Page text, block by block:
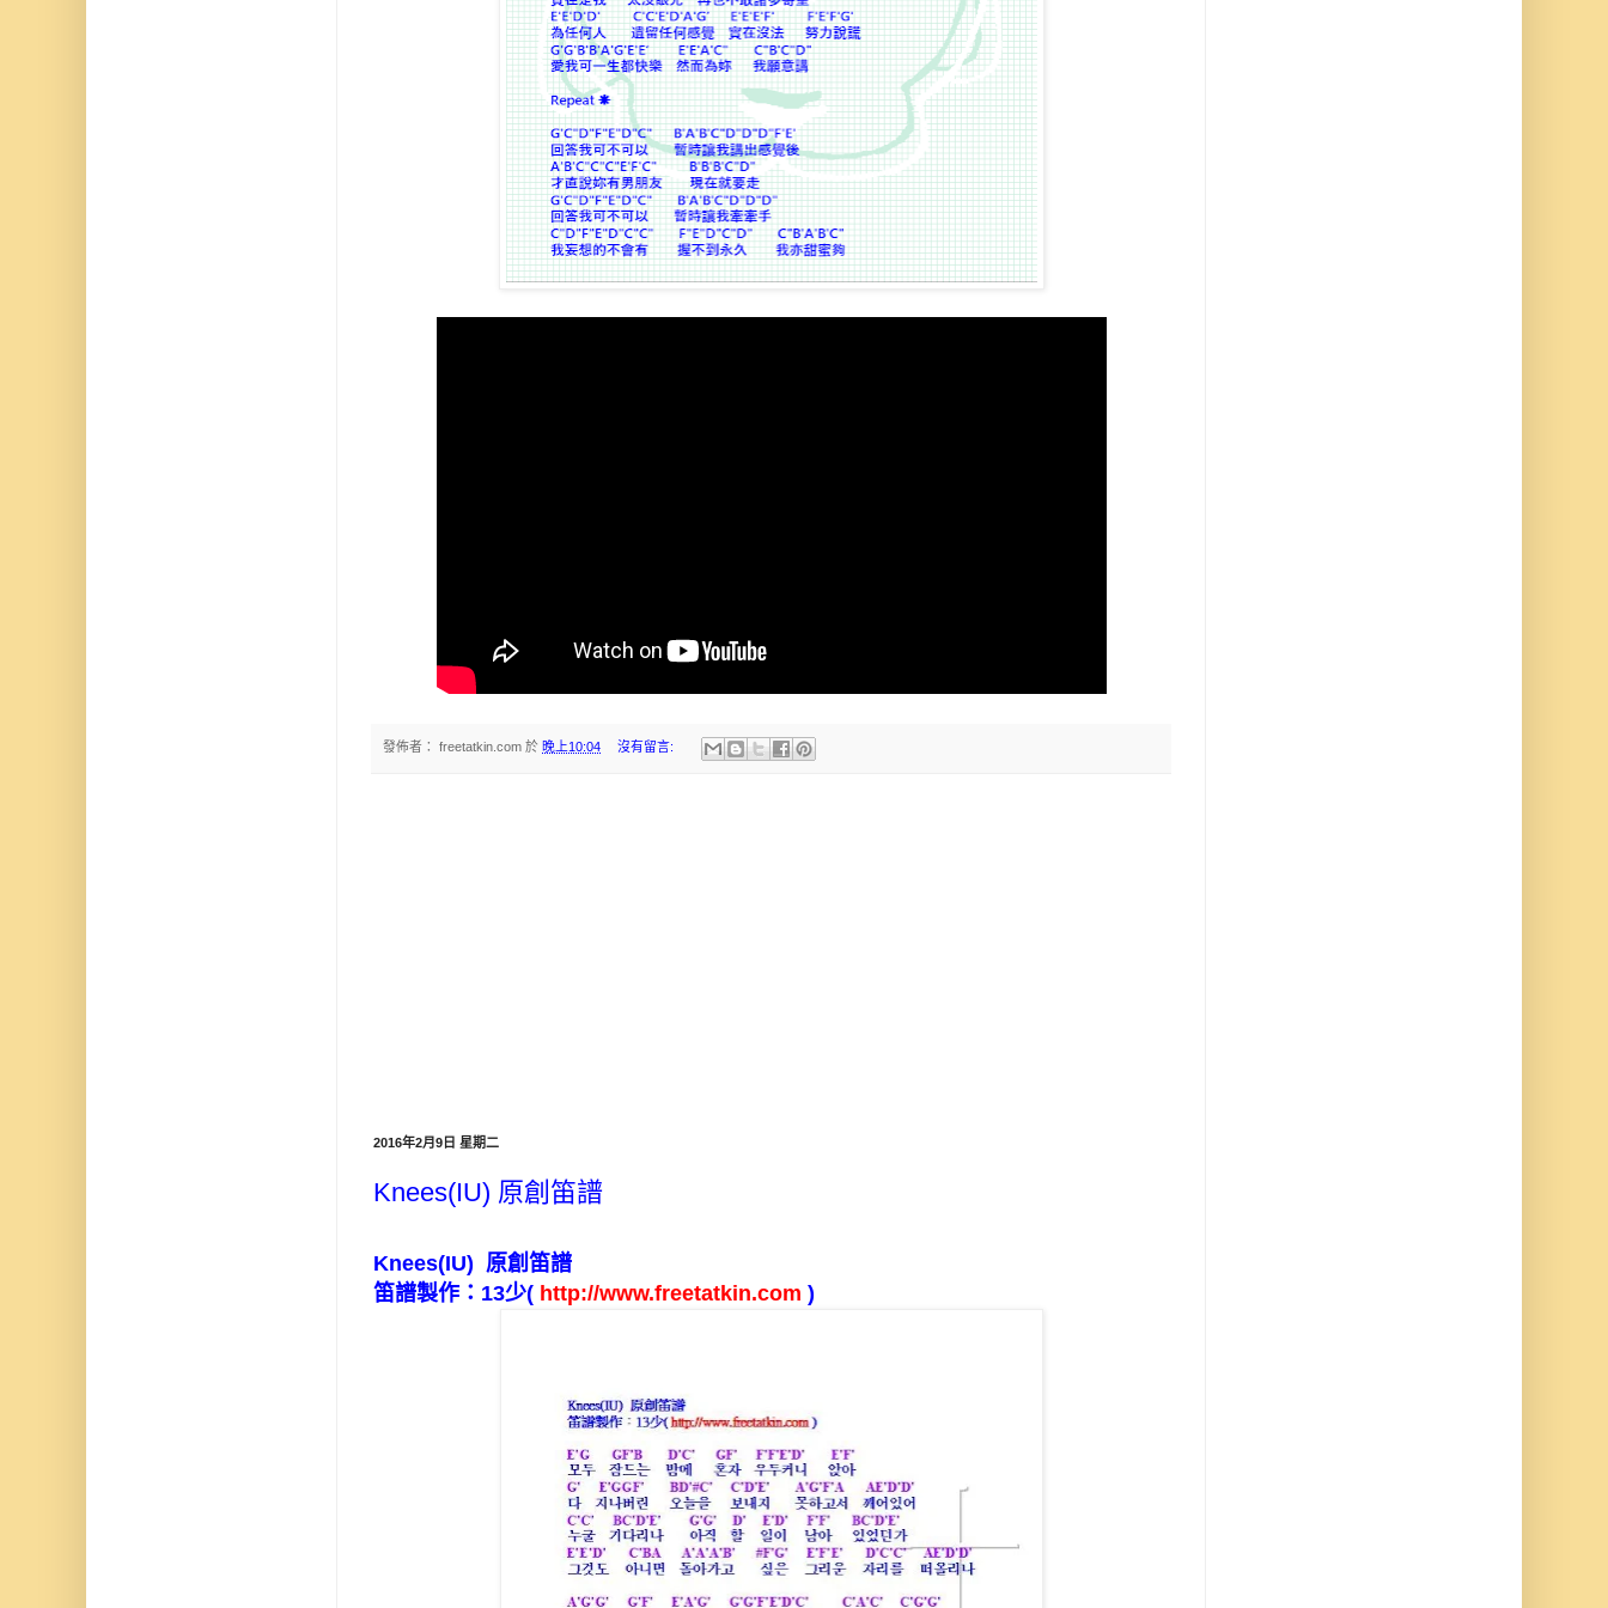
發佈者： freetatkin.com 於 晚上10:04 沒有留言:
2016年2月9日 星期二
Knees(IU) 原創笛譜
Knees(IU) 原創笛譜
笛譜製作： 13少( http://www.freetatkin.com )